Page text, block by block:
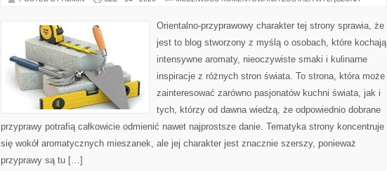
Orientalno-przyprawowy charakter tej strony sprawia, że
jest to blog stworzony z myślą o osobach, które kochają
intensywne aromaty, nieoczywiste smaki i kulinarne
inspiracje z różnych stron świata. To strona, która może
zainteresować zarówno pasjonatów kuchni świata, jak i
tych, którzy od dawna wiedzą, że odpowiednio dobrane
przyprawy potrafią całkowicie odmienić nawet najprostsze danie. Tematyka strony koncentruje
się wokół aromatycznych mieszanek, ale jej charakter jest znacznie szerszy, ponieważ
przyprawy są tu […]